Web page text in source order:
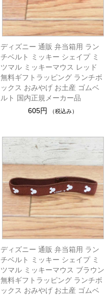
ディズニー 通販 弁当箱用 ラン
チベルト ミッキー シェイプ ミ
ツマル ミッキーマウス レッド
無料ギフトラッピング ランチボ
ックス おみやげ お土産 ゴムベ
ルト 国内正規メーカー品
605円
（税込み）
ディズニー 通販 弁当箱用 ラン
チベルト ミッキー シェイプ ミ
ツマル ミッキーマウス ブラウン
無料ギフトラッピング ランチボ
ックス おみやげ お土産 ゴムベ